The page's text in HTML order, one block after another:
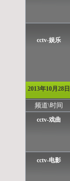
cctv-娱乐
2013年10月28日
频道\时间
cctv-戏曲
cctv-电影